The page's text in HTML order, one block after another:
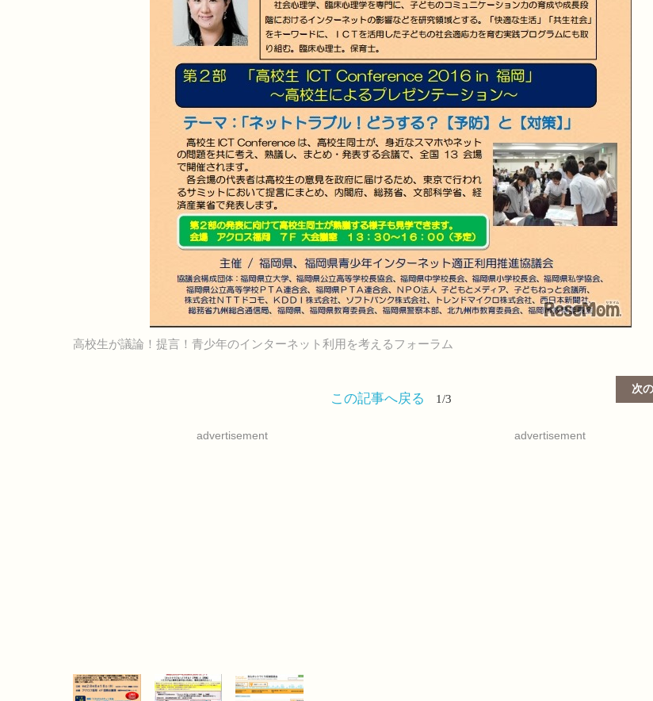
高校生が議論！提言！青少年のインターネット利用を考えるフォーラム
次
この記事へ戻る 1/3
advertisement advertisement